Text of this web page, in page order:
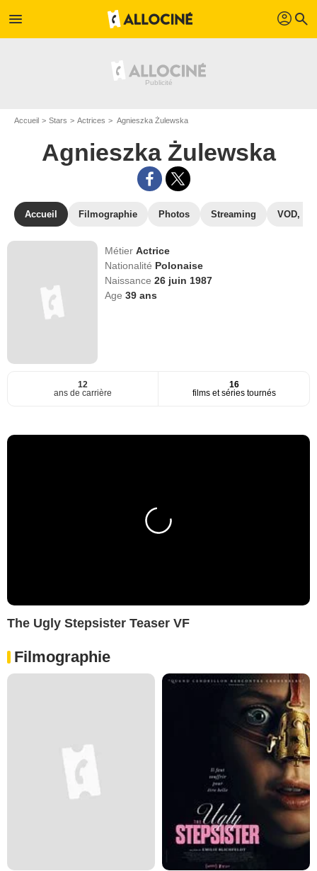
menu profil search
Accueil Stars Actrices Agnieszka Żulewska
Agnieszka Żulewska
Accueil Filmographie Photos Streaming VOD,
MétierActrice
Nationalité Polonaise
Naissance26 juin 1987
Age39 ans
12
ans de carrière
16
films et séries tournés
The Ugly Stepsister Teaser VF
Filmographie